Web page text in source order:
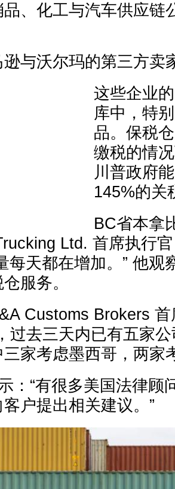
、化工与汽车供应链
与沃尔玛的第三方卖
这些企业
库中，特
品。保税
缴税的情
川普政府
145%的关
BC省本拿
Ltd. 首席执行
每天都在增加。” 他观
服务。
Customs Brokers
过去三天内已有五家
家考虑墨西哥，两家
：“有很多美国法律顾
户提出相关建议。”